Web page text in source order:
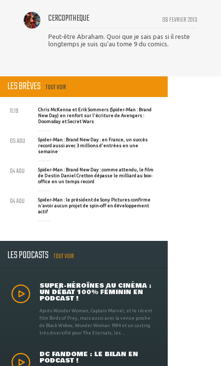
06 FEVRIER 2013
CERCOPITHEQUE
Peut-être Abraham. Quoi que je sais pas si il reste
longtemps je suis qu'au tome 9 du comics.
LES BRÈVES TOUT VOIR
Chris McKenna et Erik Sommers (Spider-Man : Brand
New Day) en renfort sur l'écriture de Avengers :
Doomsday et Secret Wars
11:19
Spider-Man : Brand New Day : en France, un succès
record aussi avec 3 millions d'entrées en une
semaine
05 AOU
Spider-Man : Brand New Day : comme attendu, le film
de Destin Daniel Cretton dépasse le milliard au box-
office en un temps record
04 AOU
Spider-Man : le président de Sony Pictures confirme
n'avoir aucun projet de spin-off en développement
actif
04 AOU
LES PODCASTS TOUT VOIR
SUPER-HÉROÏNES AU CINÉMA :
UN DÉBAT 100% FÉMININ EN
PODCAST !
Après Wonder Woman, Captain Marvel, et le récent
film Birds of Prey, mais aussi avec la venue proche
de Black Widow, Wonder Woman 1984 et un casting
très diversifié pour The Eternals, les ...
DC FANDOME : LE BILAN EN
PODCAST !